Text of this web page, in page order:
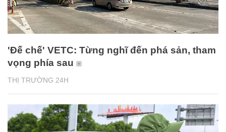
THỊ TRƯỜNG 24H
'Đế chế' VETC: Từng nghĩ đến phá sản, tham
vọng phía sau